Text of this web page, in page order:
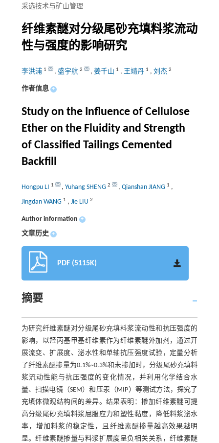
采选技术与矿山管理
纤维素醚对分级尾砂充填料浆流动
性与强度的影响研究
李洪浦 1 , 盛宇航 2 , 姜千山 1 , 王靖丹 1 , 刘杰 2
作者信息 +
Study on the Influence of Cellulose
Ether on the Fluidity and Strength
of Classified Tailings Cemented
Backfill
Hongpu LI 1 , Yuhang SHENG 2 , Qianshan JIANG 1 ,
Jingdan WANG 1 , Jie LIU 2
Author information +
文章历史 +
PDF (5115K)
摘要
为研究纤维素醚对分级尾砂充填料浆流动性和抗压强度的
影响，以羟丙基甲基纤维素作为纤维素醚外加剂，通过开
展流变、扩展度、泌水性和单轴抗压强度试验，定量分析
了纤维素醚掺量为0.1%~0.3%和未掺加时，分级尾砂充填料
浆流动性能与抗压强度的变化情况，并利用化学结合水
量、扫描电镜（SEM）和压汞（MIP）等测试方法，探究了
充填体微观结构间的差异。结果表明：掺加纤维素醚可提
高分级尾砂充填料浆屈服应力和塑性黏度，降低料浆泌水
率，增加料浆的稳定性，且纤维素醚掺量越高效果越明
显。纤维素醚掺量与料浆扩展度呈负相关关系，纤维素醚